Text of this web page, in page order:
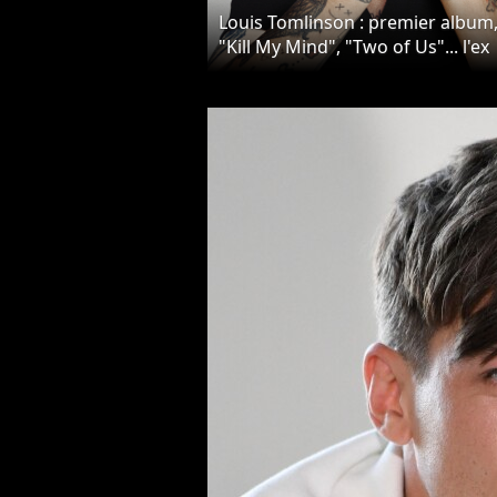
Louis Tomlinson : premier album,
"Kill My Mind", "Two of Us"... l'ex
One Direction se confie en